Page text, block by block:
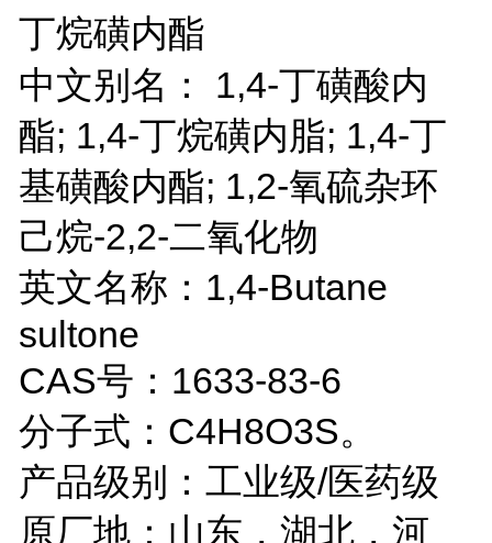
丁烷磺内酯
中文别名： 1,4-丁磺酸内
酯; 1,4-丁烷磺内脂; 1,4-丁
基磺酸内酯; 1,2-氧硫杂环
己烷-2,2-二氧化物
英文名称：1,4-Butane
sultone
CAS号：1633-83-6
分子式：C4H8O3S。
产品级别：工业级/医药级
原厂地：山东，湖北，河